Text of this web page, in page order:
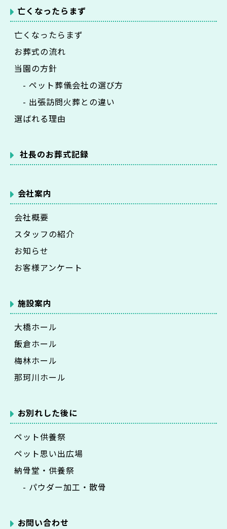
亡くなったらまず
亡くなったらまず
お葬式の流れ
当園の方針
- ペット葬儀会社の選び方
- 出張訪問火葬との違い
選ばれる理由
社長のお葬式記録
会社案内
会社概要
スタッフの紹介
お知らせ
お客様アンケート
施設案内
大橋ホール
飯倉ホール
梅林ホール
那珂川ホール
お別れした後に
ペット供養祭
ペット思い出広場
納骨堂・供養祭
- パウダー加工・散骨
お問い合わせ